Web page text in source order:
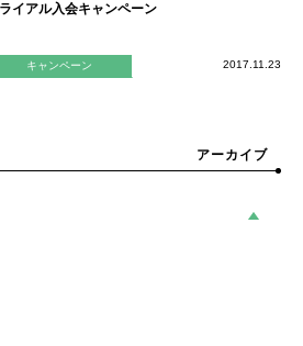
ライアル入会キャンペーン
キャンペーン 2017.11.23
アーカイブ